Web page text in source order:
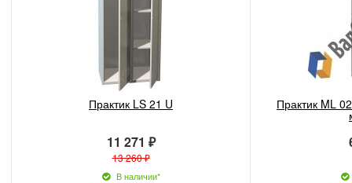
Практик LS 21 U
11 271 ₽
13 260 ₽
В наличии*
Практик ML